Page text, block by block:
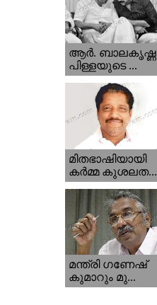
ആര്‍. ബാലകൃഷ്ണ
പിള്ളയുടെ ...
മിതഭാഷിയായി
കര്‍മ്മ കുശലത...
മന്ത്രി ഗണേഷ്‌
കുമാറും മു...